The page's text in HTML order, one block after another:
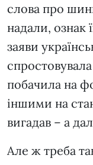
слова про
надали, ознак
заяви
побачила на
іншими на
вигадав – а
Але ж треба